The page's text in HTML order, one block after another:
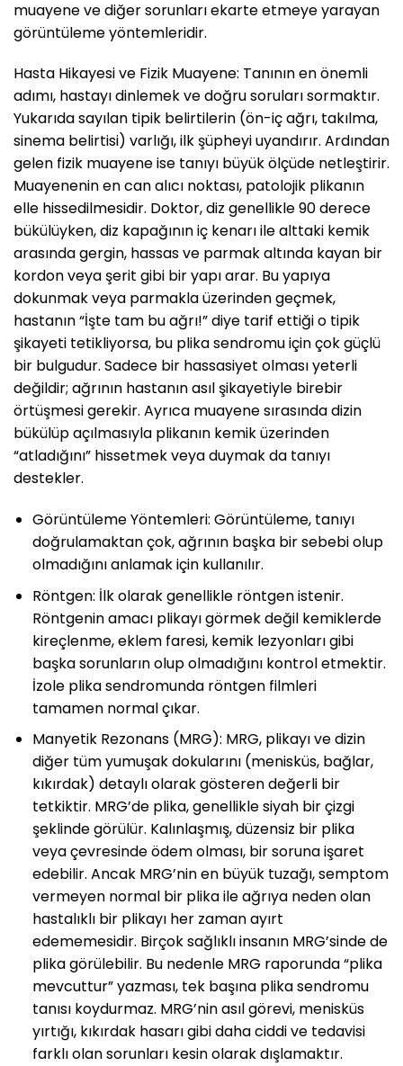
muayene ve diğer sorunları ekarte etmeye yarayan
görüntüleme yöntemleridir.
Hasta Hikayesi ve Fizik Muayene: Tanının en önemli
adımı, hastayı dinlemek ve doğru soruları sormaktır.
Yukarıda sayılan tipik belirtilerin (ön-iç ağrı, takılma,
sinema belirtisi) varlığı, ilk şüpheyi uyandırır. Ardından
gelen fizik muayene ise tanıyı büyük ölçüde netleştirir.
Muayenenin en can alıcı noktası, patolojik plikanın
elle hissedilmesidir. Doktor, diz genellikle 90 derece
bükülüyken, diz kapağının iç kenarı ile alttaki kemik
arasında gergin, hassas ve parmak altında kayan bir
kordon veya şerit gibi bir yapı arar. Bu yapıya
dokunmak veya parmakla üzerinden geçmek,
hastanın “İşte tam bu ağrı!” diye tarif ettiği o tipik
şikayeti tetikliyorsa, bu plika sendromu için çok güçlü
bir bulgudur. Sadece bir hassasiyet olması yeterli
değildir; ağrının hastanın asıl şikayetiyle birebir
örtüşmesi gerekir. Ayrıca muayene sırasında dizin
bükülüp açılmasıyla plikanın kemik üzerinden
“atladığını” hissetmek veya duymak da tanıyı
destekler.
Görüntüleme Yöntemleri: Görüntüleme, tanıyı
doğrulamaktan çok, ağrının başka bir sebebi olup
olmadığını anlamak için kullanılır.
Röntgen: İlk olarak genellikle röntgen istenir.
Röntgenin amacı plikayı görmek değil kemiklerde
kireçlenme, eklem faresi, kemik lezyonları gibi
başka sorunların olup olmadığını kontrol etmektir.
İzole plika sendromunda röntgen filmleri
tamamen normal çıkar.
Manyetik Rezonans (MRG): MRG, plikayı ve dizin
diğer tüm yumuşak dokularını (menisküs, bağlar,
kıkırdak) detaylı olarak gösteren değerli bir
tetkiktir. MRG’de plika, genellikle siyah bir çizgi
şeklinde görülür. Kalınlaşmış, düzensiz bir plika
veya çevresinde ödem olması, bir soruna işaret
edebilir. Ancak MRG’nin en büyük tuzağı, semptom
vermeyen normal bir plika ile ağrıya neden olan
hastalıklı bir plikayı her zaman ayırt
edememesidir. Birçok sağlıklı insanın MRG’sinde de
plika görülebilir. Bu nedenle MRG raporunda “plika
mevcuttur” yazması, tek başına plika sendromu
tanısı koydurmaz. MRG’nin asıl görevi, menisküs
yırtığı, kıkırdak hasarı gibi daha ciddi ve tedavisi
farklı olan sorunları kesin olarak dışlamaktır.